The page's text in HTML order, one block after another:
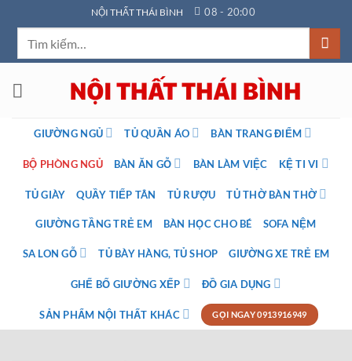
qua
dung
NỘI THẤT THÁI BÌNH 08 - 20:00
GIƯỜNG NGỦ TỦ QUẦN ÁO BÀN TRANG ĐIỂM
BỘ PHÒNG NGỦ BÀN ĂN GỖ BÀN LÀM VIỆC KỆ TI VI
TỦ GIÀY QUẦY TIẾP TÂN TỦ RƯỢU TỦ THỜ BÀN THỜ
GIƯỜNG TẦNG TRẺ EM BÀN HỌC CHO BÉ SOFA NỆM
SA LON GỖ TỦ BÀY HÀNG, TỦ SHOP GIƯỜNG XE TRẺ EM
GHẾ BỐ GIƯỜNG XẾP ĐỒ GIA DỤNG
SẢN PHẨM NỘI THẤT KHÁC GỌI NGAY 0913916949